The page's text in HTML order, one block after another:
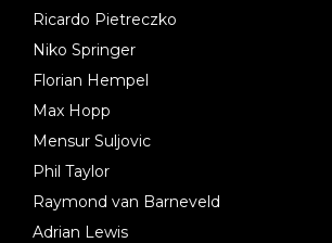
Ricardo Pietreczko
Niko Springer
Florian Hempel
Max Hopp
Mensur Suljovic
Phil Taylor
Raymond van Barneveld
Adrian Lewis